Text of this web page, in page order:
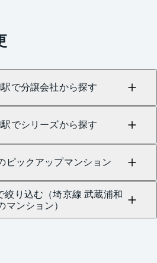
で分譲会社から探す
でシリーズから探す
ピックアップマンション
絞り込む（埼京線 武蔵浦和
マンション）